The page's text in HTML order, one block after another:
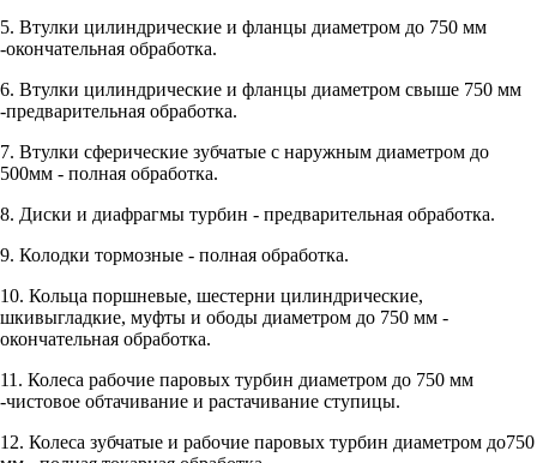
5. Втулки цилиндрические и фланцы диаметром до 750 мм
-окончательная обработка.
6. Втулки цилиндрические и фланцы диаметром свыше 750 мм
-предварительная обработка.
7. Втулки сферические зубчатые с наружным диаметром до
500мм - полная обработка.
8. Диски и диафрагмы турбин - предварительная обработка.
9. Колодки тормозные - полная обработка.
10. Кольца поршневые, шестерни цилиндрические,
шкивыгладкие, муфты и ободы диаметром до 750 мм -
окончательная обработка.
11. Колеса рабочие паровых турбин диаметром до 750 мм
-чистовое обтачивание и растачивание ступицы.
12. Колеса зубчатые и рабочие паровых турбин диаметром до750